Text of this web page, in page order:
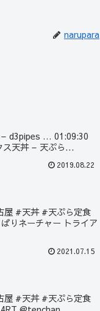
narupara
– d3pipes … 01:09:30
ス天丼 – 天ぷら...
2019.08.22
屋 #天丼 #天ぷら定食
りネーチャー トライア
2021.07.15
屋 #天丼 #天ぷら定食